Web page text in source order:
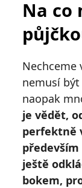
Na co
Nechceme
nemusí
naopak
je vědět,
perfektně
ještě
bokem,